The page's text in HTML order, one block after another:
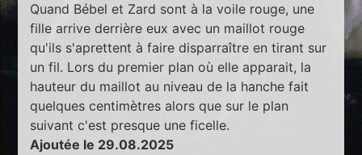
Quand Bébel et Zard sont à la voile rouge, une
fille arrive derrière eux avec un maillot rouge
qu'ils s'aprettent à faire disparraître en tirant sur
un fil. Lors du premier plan où elle apparait, la
hauteur du maillot au niveau de la hanche fait
quelques centimètres alors que sur le plan
suivant c'est presque une ficelle.
Ajoutée le 29.08.2025